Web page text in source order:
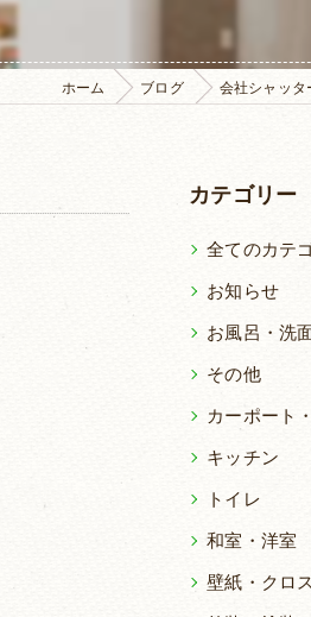
ホーム ブログ 会社シャッタ
カテゴリー
全てのカテ
お知らせ
お風呂・洗
その他
カーポート
キッチン
トイレ
和室・洋室
壁紙・クロス